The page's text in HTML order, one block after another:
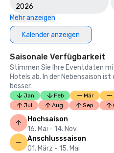
2026
Mehr anzeigen
Kalender anzeigen
Saisonale Verfügbarkeit
Stimmen Sie Ihre Eventdaten
Hotels ab. In der Nebensaison
besser.
Jan Feb Mär
Jul
Aug Sep
Hochsaison
16. Mai - 14. Nov.
Anschlusssaison
01. März - 15. Mai